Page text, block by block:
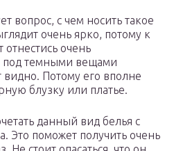
вопрос, с чем носить такое
очень ярко, потому к
очень
под темными вещами
видно. Потому его вполне
блузку или платье.
данный вид белья с
Это поможет получить очень